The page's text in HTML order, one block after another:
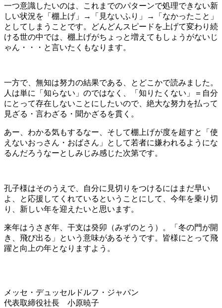
一つ意識したいのは、これまでのパターンで処理できない新
しい状況を「棚上げ」→「見ないふり」→「なかったこと」
としてしまうことです。どんどんスピードを上げて変わり続
ける世の中では、棚上げがちょっと増えてもしょうがないじ
ゃん・・・と言いたくもなります。
一方で、無知は努力の結果である、とどこかで読みました。
人は単に「知らない」のではなく、「知りたくない」＝自分
にとって存在しないことにしたいので、絶大な努力を払って
見ざる・言わざる・聞かざるを貫く。
あー、わかる気もするなー、そして棚上げが度を超すと「使
えないおっさん・おばさん」として若者に嫌われるようにな
るんだろうなーとしみじみ感じた次第です。
孔子様はそのうえで、自分に見切りをつけるにはまだ早い
よ、と応援してくれているということにして、今年を乗り切
り、新しい年を迎えたいと思います。
来年はうさぎ年、干支は癸卯（みずのとう）。「冬の門が開
き、飛び出る」という意味があるそうです。皆様にとって飛
躍と向上の年となりますよう。
メッセ・デュッセルドルフ・ジャパン
代表取締役社長 小原暁子